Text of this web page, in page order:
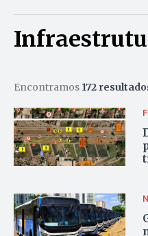
Encontramos 172